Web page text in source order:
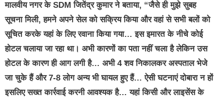
मालवीय नगर के SDM जितेंद्र कुमार ने बताया, “जैसे ही मुझे सुबह
सूचना मिली, हमने अपने सेल को सक्रिय किया और वहां से सभी बलों को
सूचित करके यहां के लिए रवाना किया गया… इस इमारत के नीचे कोई
होटल चलाया जा रहा था। अभी कारणों का पता नहीं चला है लेकिन उस
होटल के कारण ही आग लगी है… अभी 4 शव निकालकर अस्पताल भेजे
जा चुके हैं और 7-8 लोग अन्य भी घायल हुए हैं… ऐसी घटनाएं दोबारा न हों
इसलिए सख्त कार्रवाई करनी आवश्यक है… यहां किसी और लाइसेंस के